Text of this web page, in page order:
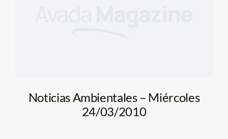
Noticias Ambientales – Miércoles
24/03/2010